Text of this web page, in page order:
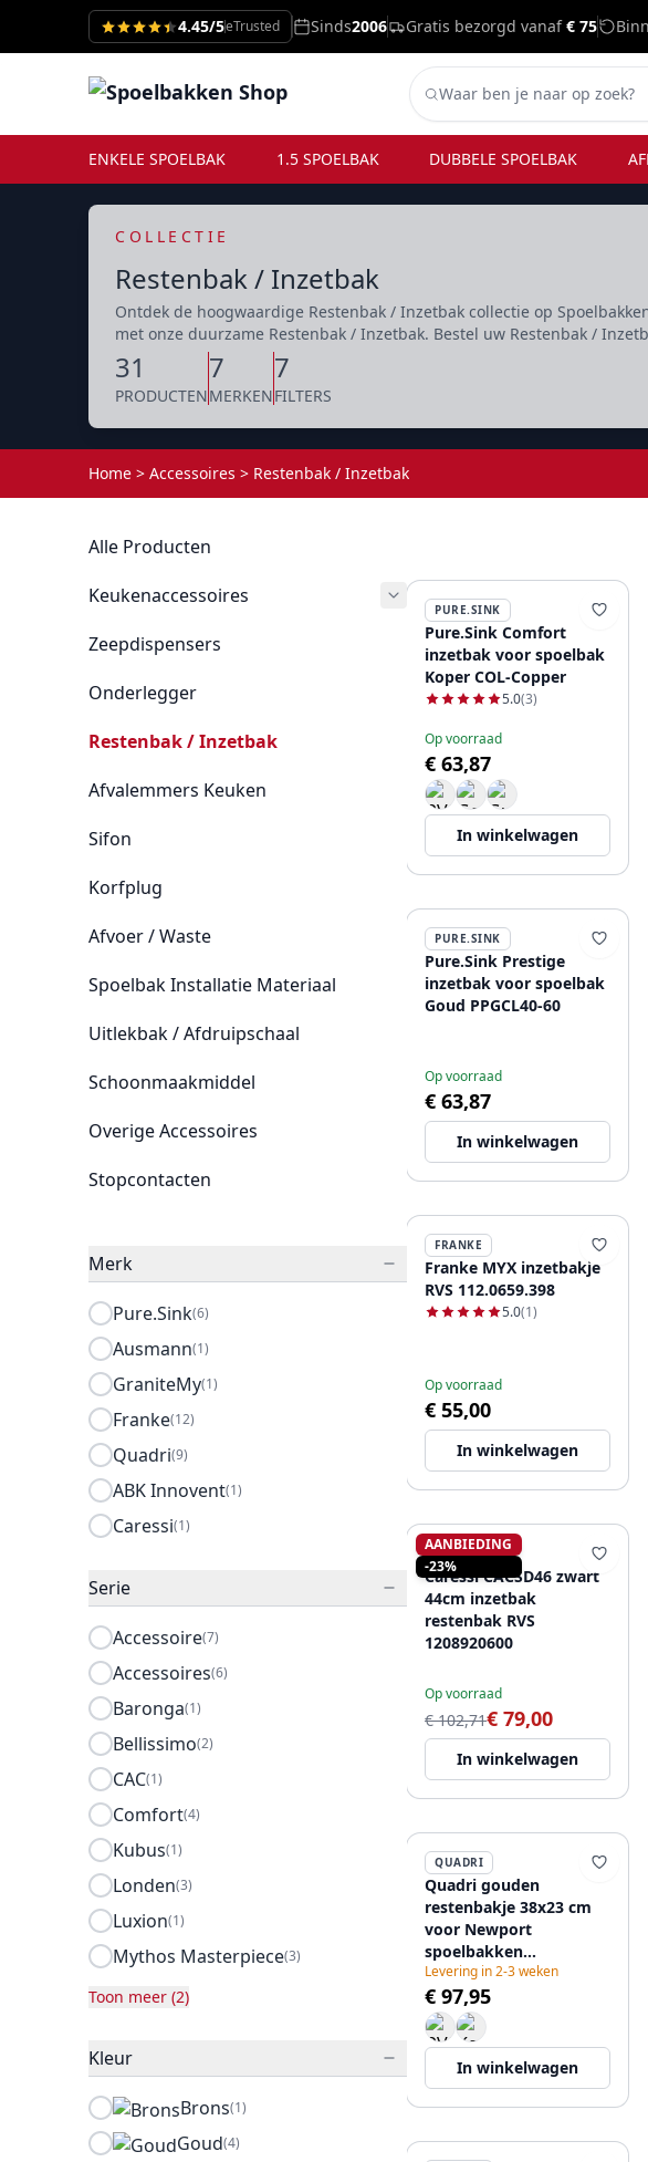
4.45/5eTrusted Sinds2006 Gratis bezorgd vanaf€ 75
ENKELE SPOELBAK 1.5 SPOELBAK DUBBELE SPOELBAK
COLLECTIE
Restenbak / Inzetbak
Ontdek de hoogwaardige Restenbak / Inzetbak collectie op
met onze duurzame Restenbak / Inzetbak. Bestel uw Restenbak /
31
PRODUCTEN
7
MERKEN
7
FILTERS
Home > Accessoires > Restenbak / Inzetbak
Alle Producten
Keukenaccessoires
Zeepdispensers
Onderlegger
Restenbak / Inzetbak
Afvalemmers Keuken
Sifon
Korfplug
Afvoer / Waste
Spoelbak Installatie Materiaal
Uitlekbak / Afdruipschaal
Schoonmaakmiddel
Overige Accessoires
Stopcontacten
Merk
Pure.Sink(6)
Ausmann(1)
GraniteMy(1)
Franke(12)
Quadri(9)
ABK Innovent(1)
Caressi(1)
Serie
Accessoire(7)
Accessoires(6)
Baronga(1)
Bellissimo(2)
CAC(1)
Comfort(4)
Kubus(1)
Londen(3)
Luxion(1)
Mythos Masterpiece(3)
Toon meer (2)
Kleur
Brons(1)
Goud(4)
PURE.SINK
Pure.Sink Comfort
inzetbak voor spoelbak
Koper COL-Copper
5.0(3)
Op voorraad
€ 63,87
In winkelwagen
PURE.SINK
Pure.Sink Prestige
inzetbak voor spoelbak
Goud PPGCL40-60
Op voorraad
€ 63,87
In winkelwagen
FRANKE
Franke MYX inzetbakje
RVS 112.0659.398
5.0(1)
Op voorraad
€ 55,00
In winkelwagen
AANBIEDING
-23%
CARESSI
Caressi CACSD46 zwart
44cm inzetbak
restenbak RVS
1208920600
Op voorraad
€ 102,71€ 79,00
In winkelwagen
QUADRI
Quadri gouden
restenbakje 38x23 cm
voor Newport
spoelbakken
1208967506
Levering in 2-3 weken
€ 97,95
In winkelwagen